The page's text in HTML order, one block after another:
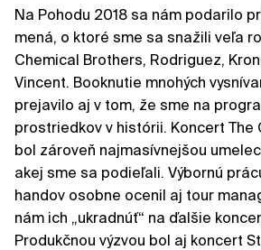
Na Pohodu 2018 sa nám podarilo
mená, o ktoré sme sa snažili veľa
Chemical Brothers, Rodriguez,
Vincent. Booknutie mnohých
prejavilo aj v tom, že sme na
prostriedkov v histórii. Koncert The
bol zároveň najmasívnejšou
akej sme sa podieľali. Výbornú
handov osobne ocenil aj tour
nám ich „ukradnúť“ na ďalšie
Produkčnou výzvou bol aj koncert